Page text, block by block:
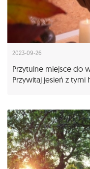
2023-09-26
Przytulne miejsce do
Przywitaj jesień z tymi